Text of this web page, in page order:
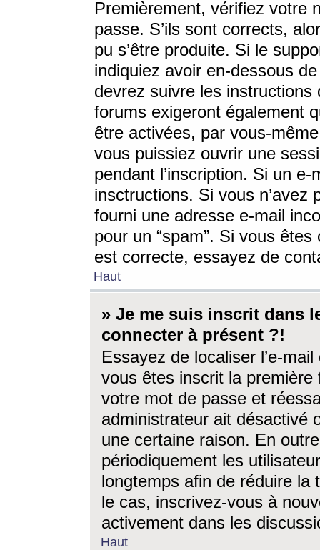
Premièrement, vérifiez votre
passe. S’ils sont corrects,
pu s’être produite. Si le
indiquiez avoir en-dessous
devrez suivre les
forums exigeront également
être activées, par vous-
vous puissiez ouvrir une
pendant l’inscription. Si un
insctructions. Si vous n’avez
fourni une adresse e-mail
pour un “spam”. Si vous
est correcte, essayez de
Haut
» Je me suis inscrit dans
connecter à présent ?!
Essayez de localiser l’e-
vous êtes inscrit la première
votre mot de passe et
administrateur ait désactivé
une certaine raison. En
périodiquement les
longtemps afin de réduire la
le cas, inscrivez-vous à
activement dans les
Haut